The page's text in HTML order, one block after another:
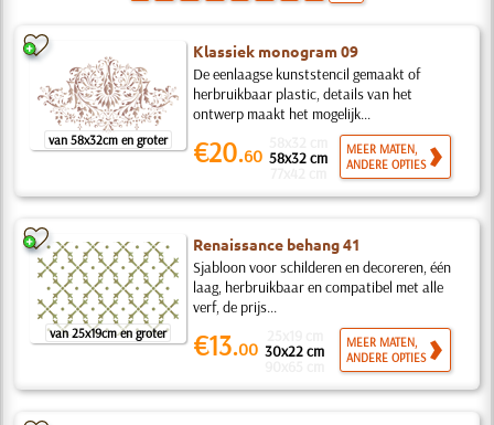
van 58x32cm en groter
Klassiek monogram 09
De eenlaagse kunststencil gemaakt of
herbruikbaar plastic, details van het
ontwerp maakt het mogelijk...
€20.60 58x32 cm
MEER MATEN,
ANDERE OPTIES
van 25x19cm en groter
Renaissance behang 41
Sjabloon voor schilderen en decoreren, één
laag, herbruikbaar en compatibel met alle
verf, de prijs...
€13.00 30x22 cm
MEER MATEN,
ANDERE OPTIES